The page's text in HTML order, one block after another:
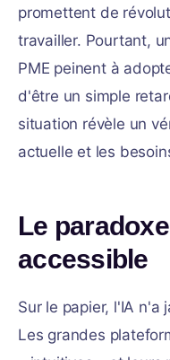
promettent de
travailler. Pourtant,
PME peinent à
d'être un simple
situation révèle un
actuelle et les
Le
accessible
Sur le papier, l'IA n'a
Les grandes